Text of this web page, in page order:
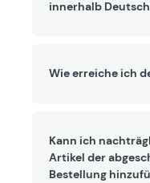
innerhalb
Wie erreiche ich
Kann ich
Artikel der
Bestellung